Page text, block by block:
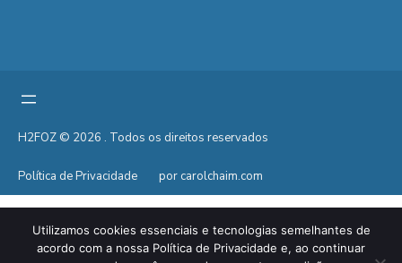
H2FOZ © 2026 . Todos os direitos reservados
Política de Privacidade por carolchaim.com
Utilizamos cookies essenciais e tecnologias semelhantes de
acordo com a nossa Política de Privacidade e, ao continuar